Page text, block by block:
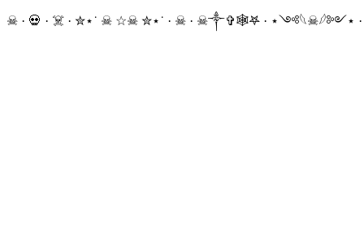
☠ · 💀 · ☠️ · ✮⋆˙ ☠︎︎ ☆☠︎ ✮⋆˙ · ☠︎ · ☠︎︎༒︎✞︎🕸𖤐 · ⋆༺𓆩☠︎︎𓆪༻⋆